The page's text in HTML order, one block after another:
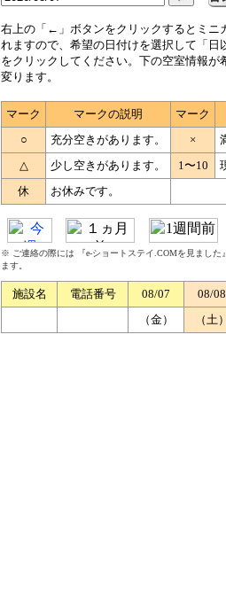
右 上の「←」ボタンをクリックするとミニ
れますので、希望の日付けを選択して「日
をクリックしてください。下の空室情報が
変ります。
マーク マークの説明
マーク
○
充分空きがあります。 ×
△
少し空きがあります。 1〜10
休
お休みです。
※ ご連絡の際には 『e-ショートステイ.COMを見まし
ます。
施設名 電話番号 08/07
08/08
（金）
（土